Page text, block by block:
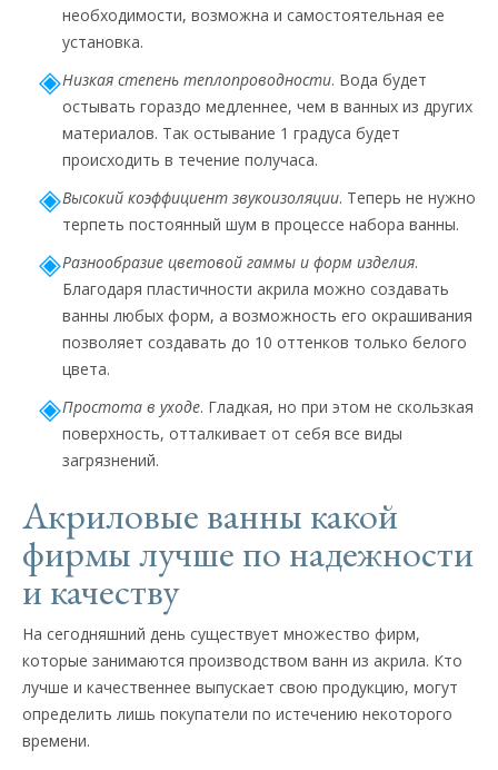
необходимости, возможна и самостоятельная ее
установка.
Низкая степень теплопроводности. Вода будет
остывать гораздо медленнее, чем в ванных из других
материалов. Так остывание 1 градуса будет
происходить в течение получаса.
Высокий коэффициент звукоизоляции. Теперь не нужно
терпеть постоянный шум в процессе набора ванны.
Разнообразие цветовой гаммы и форм изделия.
Благодаря пластичности акрила можно создавать
ванны любых форм, а возможность его окрашивания
позволяет создавать до 10 оттенков только белого
цвета.
Простота в уходе. Гладкая, но при этом не скользкая
поверхность, отталкивает от себя все виды
загрязнений.
Акриловые ванны какой
фирмы лучше по надежности
и качеству
На сегодняшний день существует множество фирм,
которые занимаются производством ванн из акрила. Кто
лучше и качественнее выпускает свою продукцию, могут
определить лишь покупатели по истечению некоторого
времени.